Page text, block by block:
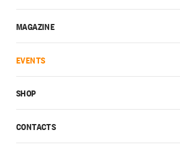
CONTACTS
MAGAZINE
EVENTS
SHOP